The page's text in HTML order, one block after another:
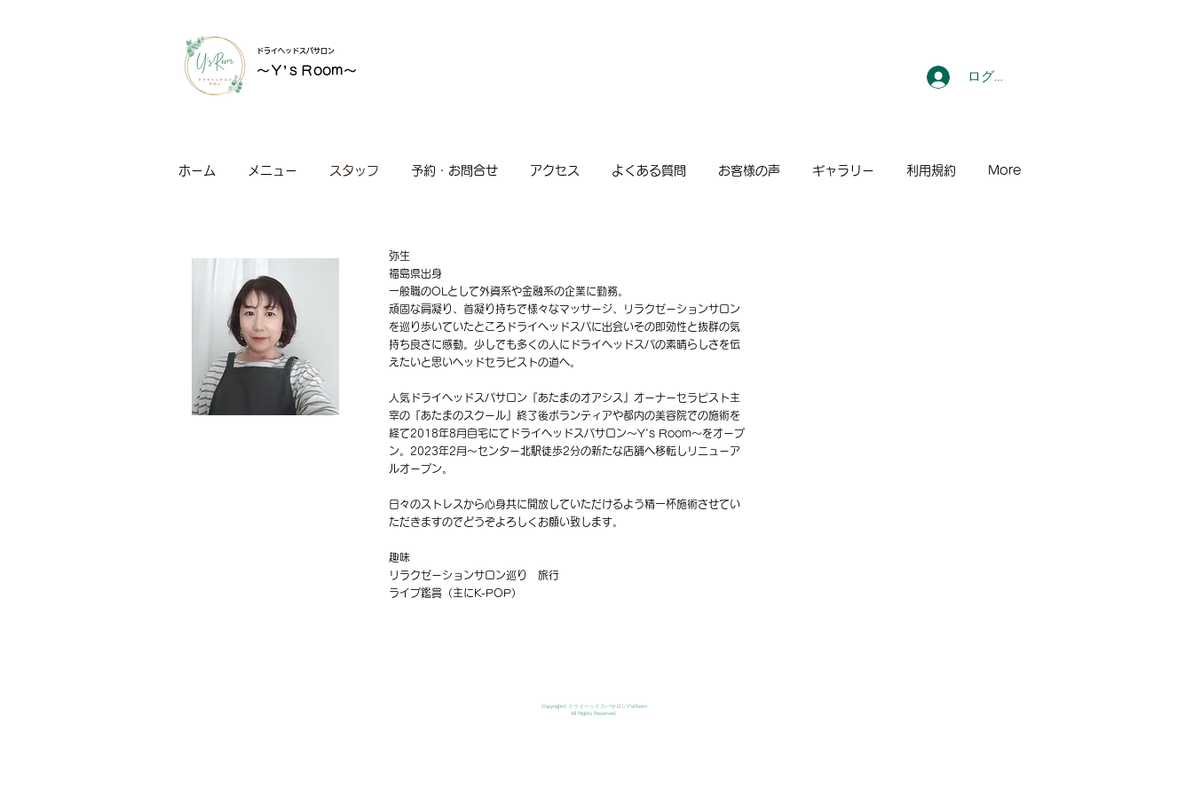
ドライヘッドスパサロン
～Ｙ’ｓＲoom～ ログイン
ホーム メニュー スタッフ 予約・お問合せ アクセス よくある質問 お客様の声 ギャラリー 利用規約 More
弥生
福島県出身
一般職のOLとして外資系や金融系の企業に勤務。
頑固な肩凝り、首凝り持ちで様々なマッサージ、リラクゼーションサロン
を巡り歩いていたところドライヘッドスパに出会いその即効性と抜群の気
持ち良さに感動。少しでも多くの人にドライヘッドスパの素晴らしさを伝
えたいと思いヘッドセラピストの道へ。
人気ドライヘッドスパサロン『あたまのオアシス』オーナーセラピスト主
宰の『あたまのスクール』終了後ボランティアや都内の美容院での施術を
経て2018年8月自宅にてドライヘッドスパサロン～Y's Room～をオープ
ン。2023年2月～センター北駅徒歩2分の新たな店舗へ移転しリニューア
ルオープン。
日々のストレスから心身共に開放していただけるよう精一杯施術させてい
ただきますのでどうぞよろしくお願い致します。
​趣味
リラクゼーションサロン巡り ​旅行
ライブ鑑賞（主にK-POP）
Copyright© ドライヘッドスパサロンY'sRoom
All Rights Reserved.